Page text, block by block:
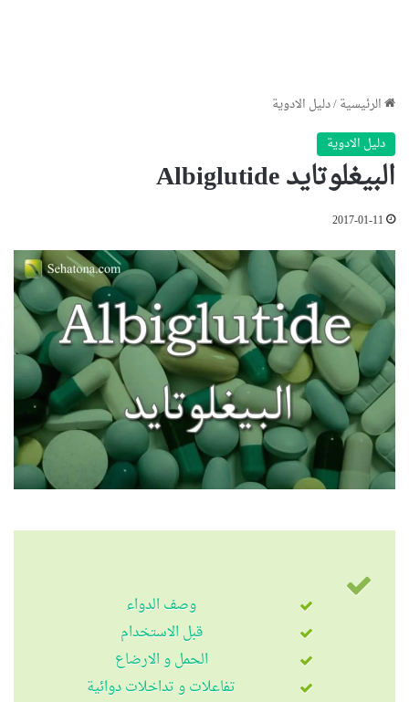
الرئيسية/دليل الادوية
دليل الادوية
البيغلوتايد Albiglutide
2017-01-11
وصف الدواء
قبل الاستخدام
الحمل و الارضاع
تفاعلات و تداخلات دوائية